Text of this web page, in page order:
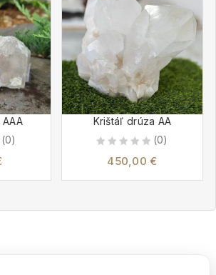
(0)
Krištáľ drúza AA
(0)
450,00 €